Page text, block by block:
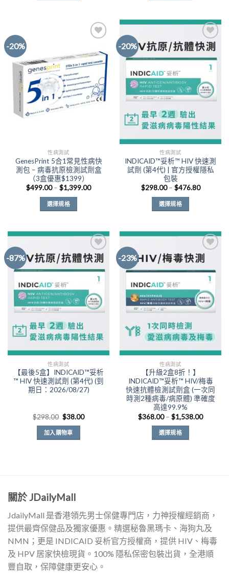
$1,999.00。
$368.00。
-20%
Add to
性病測試
GenesPrint 5合1常見性病快
測包 – 病毒抗原檢測試劑盒
（3盒優惠$1399）
$499.00 – $1,399.00價
選擇規格
品
多
種
款
式。
可
在
產
品
面
選
擇
選
-20%
Add to
Wishlist
性病測試
INDICAID™妥析™ HIV 快速測
試劑 (第4代) | 官方授權隱私
包裝
$298.00 – $476.80價
選擇規格
品
多
種
款
式。
可
在
產
品
面
選
擇
選
項
-87%
Add to
Wishlist
性病測試
【最後5盒】INDICAID™妥析
™ HIV 快速測試劑 (第4代) (到
期日：2026/08/27)
$298.00 原
始
價
格：
$298.00。
$38.00目
加入購物車
-23%
Add to
Wishlist
性病測試
【升級2盒8折！】
INDICAID™妥析™ HIV/梅毒
快速抗體檢測試劑盒 (一次同
時測2種病毒/病原體) 準確度
高達99.9%
$368.00 – $1,538.00價
選擇規格
款
式。
可
在
產
關於 JDailyMall
JdailyMall 是香港領先男士保健專門店，力神授權經銷商，
提供最齊保健品及獨家優惠。精選秘魯黑瑪卡、海狗丸及
NMN；更是 INDICAID 妥析官方授權商，提供 HIV、梅毒
及 HPV 居家快檢現貨。100% 隱私保密包裝出貨，全港順
豐自取，保障健康更安心。